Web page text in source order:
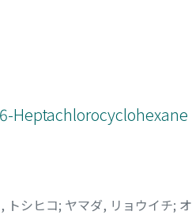
Heptachlorocyclohexane
トシヒコ; ヤマダ, リョウイチ; オ